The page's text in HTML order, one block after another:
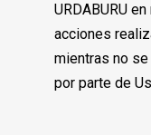
URDABURU
acciones
mientras no
por parte de